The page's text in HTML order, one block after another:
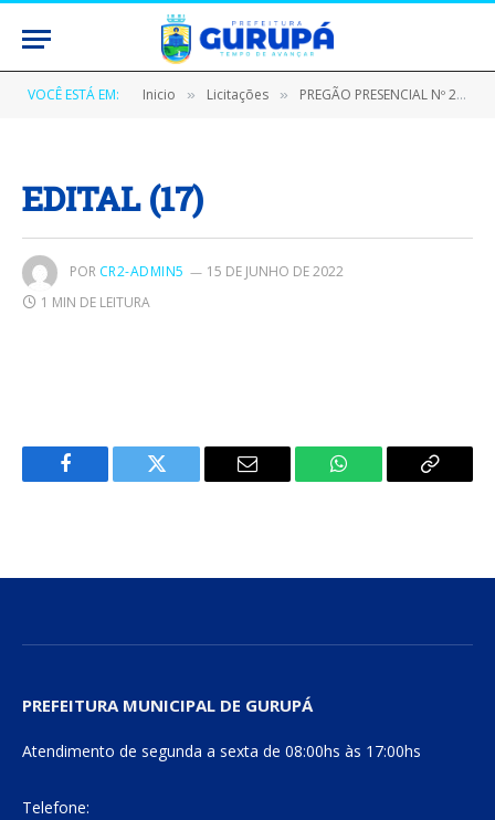
VOCÊ ESTÁ EM: Inicio » Licitações » PREGÃO PRESENCIAL Nº 240101/2022 (AQUISIÇÃO DE FORNECIMENTO MATERIAL DE CONSUMO PARA SUPRIR AS NECESSIDADES DA SECRETARIA MUNICIPAL DE SAÚDE DE GURUPÁ)
EDITAL (17)
POR CR2-ADMIN5
15 DE JUNHO DE 2022
1 MIN DE LEITURA
Facebook Twitter
E-
WhatsApp Copiar
PREFEITURA MUNICIPAL DE GURUPÁ
Atendimento de segunda a sexta de 08:00hs às 17:00hs
Telefone: